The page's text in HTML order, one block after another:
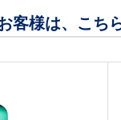
客様は、こち